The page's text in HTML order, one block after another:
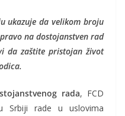
ukazuje da velikom broju
na dostojanstven rad
da zaštite pristojan život
rada, FCD
Srbiji rade u uslovima